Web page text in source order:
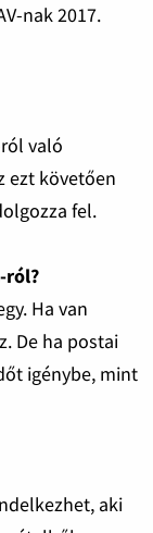
nak 2017.
való
ezt követően
fel.
ról?
Ha van
De ha postai
igénybe, mint
aki